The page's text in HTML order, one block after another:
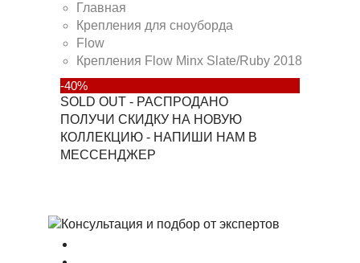
Главная
Крепления для сноуборда
Flow
Крепления Flow Minx Slate/Ruby 2018
-40%
SOLD OUT - РАСПРОДАНО
ПОЛУЧИ СКИДКУ НА НОВУЮ
КОЛЛЕКЦИЮ - НАПИШИ НАМ В
МЕССЕНДЖЕР